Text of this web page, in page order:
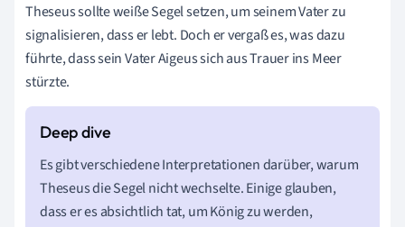
Theseus sollte weiße Segel setzen, um seinem Vater zu
signalisieren, dass er lebt. Doch er vergaß es, was dazu
führte, dass sein Vater Aigeus sich aus Trauer ins Meer
stürzte.
Es gibt verschiedene Interpretationen darüber, warum
Theseus die Segel nicht wechselte. Einige glauben,
dass er es absichtlich tat, um König zu werden,